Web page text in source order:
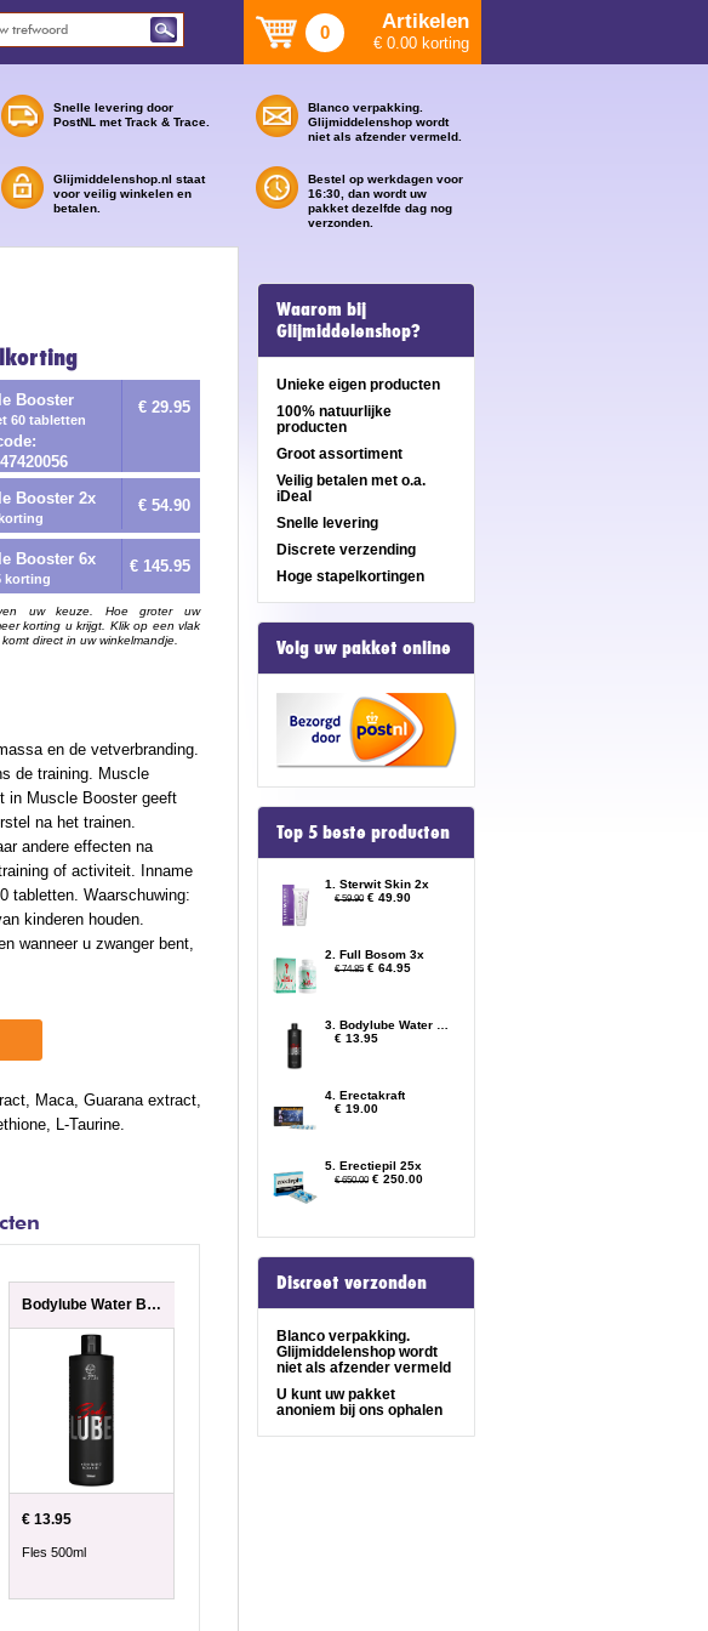
0 Artikelen
€ 0.00 korting
Snelle levering door
PostNL met Track & Trace.
Glijmiddelenshop.nl staat
voor veilig winkelen en
betalen.
Blanco verpakking.
Glijmiddelenshop wordt
niet als afzender vermeld.
Bestel op werkdagen voor
16:30, dan wordt uw
pakket dezelfde dag nog
verzonden.
Booster
60 tabletten
€ 29.95
Booster 2x € 54.90
Booster 6x
korting
€ 145.95
uw keuze. Hoe groter uw
korting u krijgt. Klik op een vlak
direct in uw winkelmandje.
en de vetverbranding.
de training. Muscle
in Muscle Booster geeft
na het trainen.
andere effecten na
of activiteit. Inname
tabletten. Waarschuwing:
kinderen houden.
wanneer u zwanger bent,
Maca, Guarana extract,
L-Taurine.
Bodylube Water Based 500ml
€ 13.95
Fles 500ml
Waarom bij
Glijmiddelenshop?
Unieke eigen producten
100% natuurlijke
producten
Groot assortiment
Veilig betalen met o.a.
iDeal
Snelle levering
Discrete verzending
Hoge stapelkortingen
Volg uw pakket online
Top 5 beste producten
1. Sterwit Skin 2x
€ 59.90 € 49.90
2. Full Bosom 3x
€ 74.85 € 64.95
€ 13.95
4. Erectakraft
€ 19.00
5. Erectiepil 25x
€ 650.00 € 250.00
Discreet verzonden
Blanco verpakking.
Glijmiddelenshop wordt
niet als afzender vermeld
U kunt uw pakket
anoniem bij ons ophalen